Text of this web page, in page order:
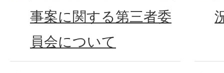
事案に関する第三者委
員会について